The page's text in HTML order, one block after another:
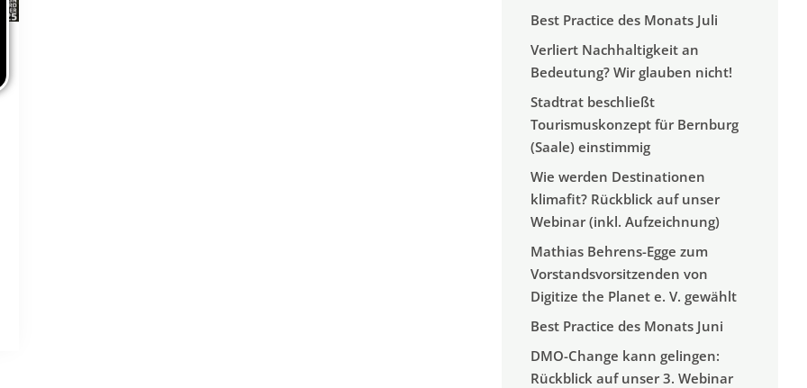
Best Practice des Monats Juli
Verliert Nachhaltigkeit an
Bedeutung? Wir glauben nicht!
Stadtrat beschließt
Tourismuskonzept für Bernburg
(Saale) einstimmig
Wie werden Destinationen
klimafit? Rückblick auf unser
Webinar (inkl. Aufzeichnung)
Mathias Behrens-Egge zum
Vorstandsvorsitzenden von
Digitize the Planet e. V. gewählt
Best Practice des Monats Juni
DMO-Change kann gelingen:
Rückblick auf unser 3. Webinar